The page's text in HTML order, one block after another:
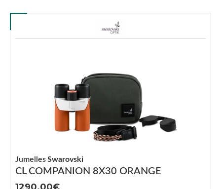
CL COMPANION 8X30 ORANGE
JumellesSwarovski